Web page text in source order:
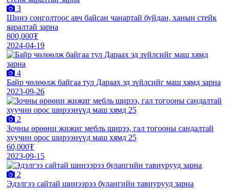
3
Шинэ сонголтоос авч байсан чанартай буйдан, ханын стейк
яаралтай зарна
800,000₮
2024-04-19
4
Байр чөлөөлж байгаа тул Дараах эд зүйлсийг маш хямд зарна
2023-09-26
2
Зочны өрөөни жижиг мебль ширээ, гал тогооны сандалтай
хуучин орос ширээнүүд маш хямд 25
60,000₮
2023-09-15
2
Эдэлгээ сайтай шинээрээ булангийн тавиурууд зарна